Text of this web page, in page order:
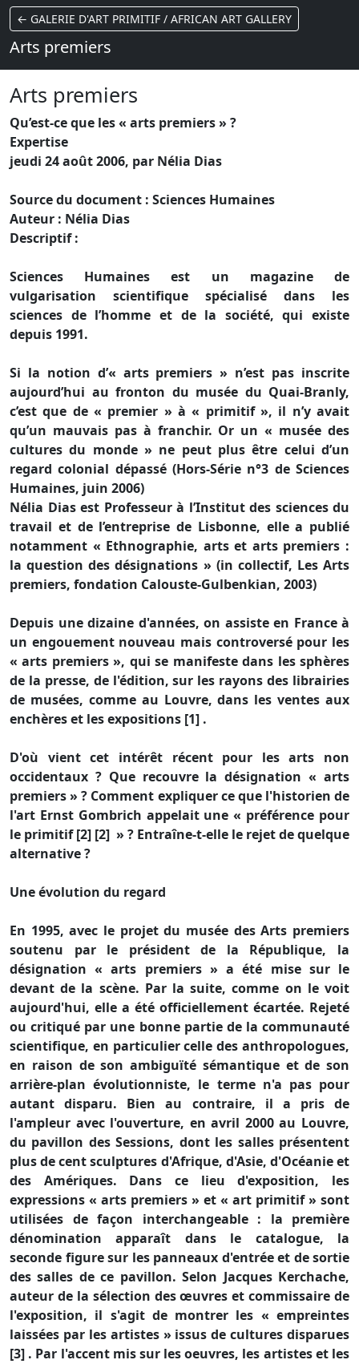
← GALERIE D'ART PRIMITIF / AFRICAN ART GALLERY
Arts premiers
Arts premiers
Qu’est-ce que les « arts premiers » ?
Expertise
jeudi 24 août 2006, par Nélia Dias
Source du document : Sciences Humaines
Auteur : Nélia Dias
Descriptif :
Sciences Humaines est un magazine de
vulgarisation scientifique spécialisé dans les
sciences de l’homme et de la société, qui existe
depuis 1991.
Si la notion d’« arts premiers » n’est pas inscrite
aujourd’hui au fronton du musée du Quai-Branly,
c’est que de « premier » à « primitif », il n’y avait
qu’un mauvais pas à franchir. Or un « musée des
cultures du monde » ne peut plus être celui d’un
regard colonial dépassé (Hors-Série n°3 de Sciences
Humaines, juin 2006)
Nélia Dias est Professeur à l’Institut des sciences du
travail et de l’entreprise de Lisbonne, elle a publié
notamment « Ethnographie, arts et arts premiers :
la question des désignations » (in collectif, Les Arts
premiers, fondation Calouste-Gulbenkian, 2003)
Depuis une dizaine d'années, on assiste en France à
un engouement nouveau mais controversé pour les
« arts premiers », qui se manifeste dans les sphères
de la presse, de l'édition, sur les rayons des librairies
de musées, comme au Louvre, dans les ventes aux
enchères et les expositions [1] .
D'où vient cet intérêt récent pour les arts non
occidentaux ? Que recouvre la désignation « arts
premiers » ? Comment expliquer ce que l'historien de
l'art Ernst Gombrich appelait une « préférence pour
le primitif [2] [2] » ? Entraîne-t-elle le rejet de quelque
alternative ?
Une évolution du regard
En 1995, avec le projet du musée des Arts premiers
soutenu par le président de la République, la
désignation « arts premiers » a été mise sur le
devant de la scène. Par la suite, comme on le voit
aujourd'hui, elle a été officiellement écartée. Rejeté
ou critiqué par une bonne partie de la communauté
scientifique, en particulier celle des anthropologues,
en raison de son ambiguïté sémantique et de son
arrière-plan évolutionniste, le terme n'a pas pour
autant disparu. Bien au contraire, il a pris de
l'ampleur avec l'ouverture, en avril 2000 au Louvre,
du pavillon des Sessions, dont les salles présentent
plus de cent sculptures d'Afrique, d'Asie, d'Océanie et
des Amériques. Dans ce lieu d'exposition, les
expressions « arts premiers » et « art primitif » sont
utilisées de façon interchangeable : la première
dénomination apparaît dans le catalogue, la
seconde figure sur les panneaux d'entrée et de sortie
des salles de ce pavillon. Selon Jacques Kerchache,
auteur de la sélection des œuvres et commissaire de
l'exposition, il s'agit de montrer les « empreintes
laissées par les artistes » issus de cultures disparues
[3] . Par l'accent mis sur les oeuvres, les artistes et les